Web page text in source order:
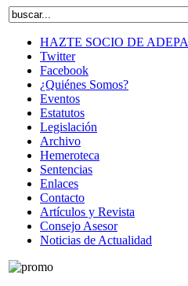
HAZTE SOCIO DE ADEPA
Twitter
Facebook
¿Quiénes Somos?
Eventos
Estatutos
Legislación
Archivo
Hemeroteca
Sentencias
Enlaces
Contacto
Artículos y Revista
Consejo Asesor
Noticias de Actualidad